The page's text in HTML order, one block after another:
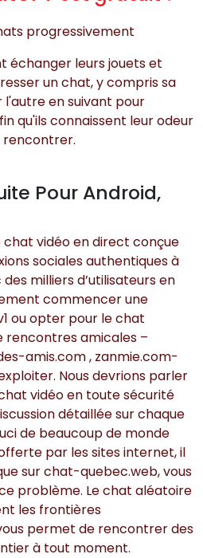
progressivement
échanger leurs jouets et
un chat, y compris sa
en suivant pour
qu'ils connaissent leur odeur
rencontrer.
Pour Android,
vidéo en direct conçue
sociales authentiques à
milliers d’utilisateurs en
commencer une
ou opter pour le chat
rencontres amicales –
amis.com , zanmie.com-
Nous devrions parler
vidéo en toute sécurité
détaillée sur chaque
de beaucoup de monde
par les sites internet, il
sur chat-quebec.web, vous
problème. Le chat aléatoire
les frontières
permet de rencontrer des
à tout moment.